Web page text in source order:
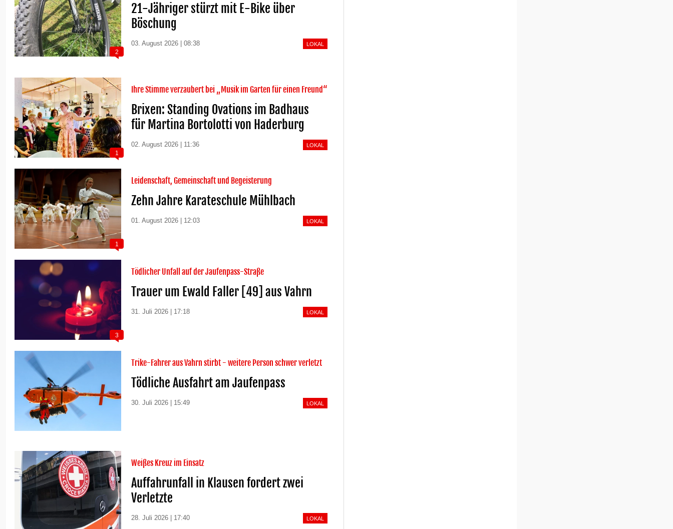
21-Jähriger stürzt mit E-Bike über
Böschung
03. August 2026 | 08:38 LOKAL
2
Ihre Stimme verzaubert bei „Musik im Garten für einen Freund“
Brixen: Standing Ovations im Badhaus
für Martina Bortolotti von Haderburg
02. August 2026 | 11:36 LOKAL
1
Leidenschaft, Gemeinschaft und Begeisterung
Zehn Jahre Karateschule Mühlbach
01. August 2026 | 12:03 LOKAL
1
Tödlicher Unfall auf der Jaufenpass-Straße
Trauer um Ewald Faller [49] aus Vahrn
31. Juli 2026 | 17:18 LOKAL
3
Trike-Fahrer aus Vahrn stirbt - weitere Person schwer verletzt
Tödliche Ausfahrt am Jaufenpass
30. Juli 2026 | 15:49 LOKAL
Weißes Kreuz im Einsatz
Auffahrunfall in Klausen fordert zwei
Verletzte
28. Juli 2026 | 17:40 LOKAL